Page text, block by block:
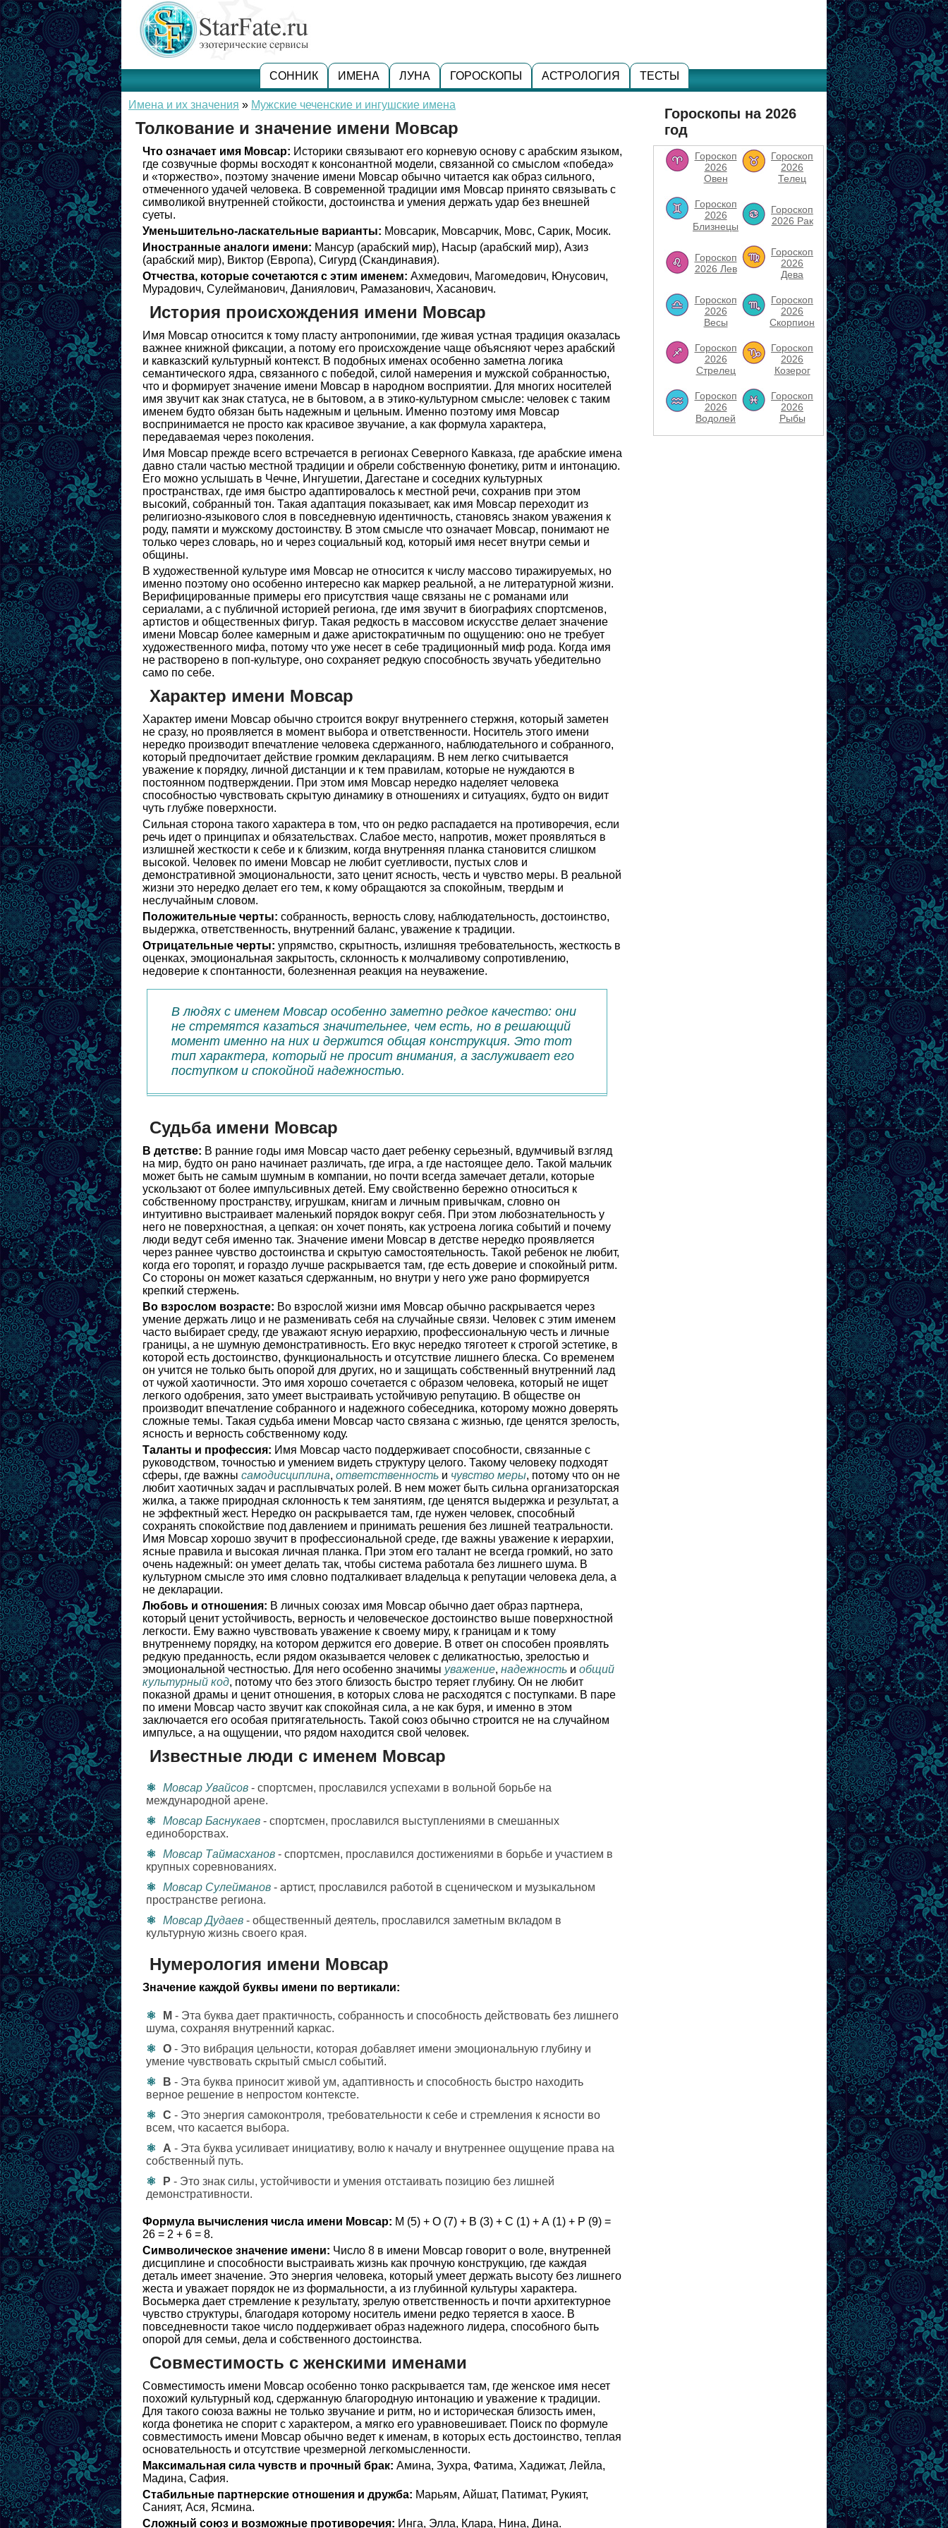
СОННИК ИМЕНА ЛУНА ГОРОСКОПЫ АСТРОЛОГИЯ ТЕСТЫ
Имена и их значения » Мужские чеченские и ингушские имена
Толкование и значение имени Мовсар
Что означает имя Мовсар: Историки связывают его корневую основу с арабским языком,
где созвучные формы восходят к консонантной модели, связанной со смыслом «победа»
и «торжество», поэтому значение имени Мовсар обычно читается как образ сильного,
отмеченного удачей человека. В современной традиции имя Мовсар принято связывать с
символикой внутренней стойкости, достоинства и умения держать удар без внешней
суеты.
Уменьшительно-ласкательные варианты: Мовсарик, Мовсарчик, Мовс, Сарик, Мосик.
Иностранные аналоги имени: Мансур (арабский мир), Насыр (арабский мир), Азиз
(арабский мир), Виктор (Европа), Сигурд (Скандинавия).
Отчества, которые сочетаются с этим именем: Ахмедович, Магомедович, Юнусович,
Мурадович, Сулейманович, Даниялович, Рамазанович, Хасанович.
История происхождения имени Мовсар
Имя Мовсар относится к тому пласту антропонимии, где живая устная традиция оказалась
важнее книжной фиксации, а потому его происхождение чаще объясняют через арабский
и кавказский культурный контекст. В подобных именах особенно заметна логика
семантического ядра, связанного с победой, силой намерения и мужской собранностью,
что и формирует значение имени Мовсар в народном восприятии. Для многих носителей
имя звучит как знак статуса, не в бытовом, а в этико-культурном смысле: человек с таким
именем будто обязан быть надежным и цельным. Именно поэтому имя Мовсар
воспринимается не просто как красивое звучание, а как формула характера,
передаваемая через поколения.
Имя Мовсар прежде всего встречается в регионах Северного Кавказа, где арабские имена
давно стали частью местной традиции и обрели собственную фонетику, ритм и интонацию.
Его можно услышать в Чечне, Ингушетии, Дагестане и соседних культурных
пространствах, где имя быстро адаптировалось к местной речи, сохранив при этом
высокий, собранный тон. Такая адаптация показывает, как имя Мовсар переходит из
религиозно-языкового слоя в повседневную идентичность, становясь знаком уважения к
роду, памяти и мужскому достоинству. В этом смысле что означает Мовсар, понимают не
только через словарь, но и через социальный код, который имя несет внутри семьи и
общины.
В художественной культуре имя Мовсар не относится к числу массово тиражируемых, но
именно поэтому оно особенно интересно как маркер реальной, а не литературной жизни.
Верифицированные примеры его присутствия чаще связаны не с романами или
сериалами, а с публичной историей региона, где имя звучит в биографиях спортсменов,
артистов и общественных фигур. Такая редкость в массовом искусстве делает значение
имени Мовсар более камерным и даже аристократичным по ощущению: оно не требует
художественного мифа, потому что уже несет в себе традиционный миф рода. Когда имя
не растворено в поп-культуре, оно сохраняет редкую способность звучать убедительно
само по себе.
Характер имени Мовсар
Характер имени Мовсар обычно строится вокруг внутреннего стержня, который заметен
не сразу, но проявляется в момент выбора и ответственности. Носитель этого имени
нередко производит впечатление человека сдержанного, наблюдательного и собранного,
который предпочитает действие громким декларациям. В нем легко считывается
уважение к порядку, личной дистанции и к тем правилам, которые не нуждаются в
постоянном подтверждении. При этом имя Мовсар нередко наделяет человека
способностью чувствовать скрытую динамику в отношениях и ситуациях, будто он видит
чуть глубже поверхности.
Сильная сторона такого характера в том, что он редко распадается на противоречия, если
речь идет о принципах и обязательствах. Слабое место, напротив, может проявляться в
излишней жесткости к себе и к близким, когда внутренняя планка становится слишком
высокой. Человек по имени Мовсар не любит суетливости, пустых слов и
демонстративной эмоциональности, зато ценит ясность, честь и чувство меры. В реальной
жизни это нередко делает его тем, к кому обращаются за спокойным, твердым и
неслучайным словом.
Положительные черты: собранность, верность слову, наблюдательность, достоинство,
выдержка, ответственность, внутренний баланс, уважение к традиции.
Отрицательные черты: упрямство, скрытность, излишняя требовательность, жесткость в
оценках, эмоциональная закрытость, склонность к молчаливому сопротивлению,
недоверие к спонтанности, болезненная реакция на неуважение.
В людях с именем Мовсар особенно заметно редкое качество: они
не стремятся казаться значительнее, чем есть, но в решающий
момент именно на них и держится общая конструкция. Это тот
тип характера, который не просит внимания, а заслуживает его
поступком и спокойной надежностью.
Судьба имени Мовсар
В детстве: В ранние годы имя Мовсар часто дает ребенку серьезный, вдумчивый взгляд
на мир, будто он рано начинает различать, где игра, а где настоящее дело. Такой мальчик
может быть не самым шумным в компании, но почти всегда замечает детали, которые
ускользают от более импульсивных детей. Ему свойственно бережно относиться к
собственному пространству, игрушкам, книгам и личным привычкам, словно он
интуитивно выстраивает маленький порядок вокруг себя. При этом любознательность у
него не поверхностная, а цепкая: он хочет понять, как устроена логика событий и почему
люди ведут себя именно так. Значение имени Мовсар в детстве нередко проявляется
через раннее чувство достоинства и скрытую самостоятельность. Такой ребенок не любит,
когда его торопят, и гораздо лучше раскрывается там, где есть доверие и спокойный ритм.
Со стороны он может казаться сдержанным, но внутри у него уже рано формируется
крепкий стержень.
Во взрослом возрасте: Во взрослой жизни имя Мовсар обычно раскрывается через
умение держать лицо и не разменивать себя на случайные связи. Человек с этим именем
часто выбирает среду, где уважают ясную иерархию, профессиональную честь и личные
границы, а не шумную демонстративность. Его вкус нередко тяготеет к строгой эстетике, в
которой есть достоинство, функциональность и отсутствие лишнего блеска. Со временем
он учится не только быть опорой для других, но и защищать собственный внутренний лад
от чужой хаотичности. Это имя хорошо сочетается с образом человека, который не ищет
легкого одобрения, зато умеет выстраивать устойчивую репутацию. В обществе он
производит впечатление собранного и надежного собеседника, которому можно доверять
сложные темы. Такая судьба имени Мовсар часто связана с жизнью, где ценятся зрелость,
ясность и верность собственному коду.
Таланты и профессия: Имя Мовсар часто поддерживает способности, связанные с
руководством, точностью и умением видеть структуру целого. Такому человеку подходят
сферы, где важны самодисциплина, ответственность и чувство меры, потому что он не
любит хаотичных задач и расплывчатых ролей. В нем может быть сильна организаторская
жилка, а также природная склонность к тем занятиям, где ценятся выдержка и результат, а
не эффектный жест. Нередко он раскрывается там, где нужен человек, способный
сохранять спокойствие под давлением и принимать решения без лишней театральности.
Имя Мовсар хорошо звучит в профессиональной среде, где важны уважение к иерархии,
ясные правила и высокая личная планка. При этом его талант не всегда громкий, но зато
очень надежный: он умеет делать так, чтобы система работала без лишнего шума. В
культурном смысле это имя словно подталкивает владельца к репутации человека дела, а
не декларации.
Любовь и отношения: В личных союзах имя Мовсар обычно дает образ партнера,
который ценит устойчивость, верность и человеческое достоинство выше поверхностной
легкости. Ему важно чувствовать уважение к своему миру, к границам и к тому
внутреннему порядку, на котором держится его доверие. В ответ он способен проявлять
редкую преданность, если рядом оказывается человек с деликатностью, зрелостью и
эмоциональной честностью. Для него особенно значимы уважение, надежность и общий
культурный код, потому что без этого близость быстро теряет глубину. Он не любит
показной драмы и ценит отношения, в которых слова не расходятся с поступками. В паре
по имени Мовсар часто звучит как спокойная сила, а не как буря, и именно в этом
заключается его особая притягательность. Такой союз обычно строится не на случайном
импульсе, а на ощущении, что рядом находится свой человек.
Известные люди с именем Мовсар
Мовсар Увайсов - спортсмен, прославился успехами в вольной борьбе на
международной арене.
Мовсар Баснукаев - спортсмен, прославился выступлениями в смешанных
единоборствах.
Мовсар Таймасханов - спортсмен, прославился достижениями в борьбе и участием в
крупных соревнованиях.
Мовсар Сулейманов - артист, прославился работой в сценическом и музыкальном
пространстве региона.
Мовсар Дудаев - общественный деятель, прославился заметным вкладом в
культурную жизнь своего края.
Нумерология имени Мовсар
Значение каждой буквы имени по вертикали:
М - Эта буква дает практичность, собранность и способность действовать без лишнего
шума, сохраняя внутренний каркас.
О - Это вибрация цельности, которая добавляет имени эмоциональную глубину и
умение чувствовать скрытый смысл событий.
В - Эта буква приносит живой ум, адаптивность и способность быстро находить
верное решение в непростом контексте.
С - Это энергия самоконтроля, требовательности к себе и стремления к ясности во
всем, что касается выбора.
А - Эта буква усиливает инициативу, волю к началу и внутреннее ощущение права на
собственный путь.
Р - Это знак силы, устойчивости и умения отстаивать позицию без лишней
демонстративности.
Формула вычисления числа имени Мовсар: М (5) + О (7) + В (3) + С (1) + А (1) + Р (9) =
26 = 2 + 6 = 8.
Символическое значение имени: Число 8 в имени Мовсар говорит о воле, внутренней
дисциплине и способности выстраивать жизнь как прочную конструкцию, где каждая
деталь имеет значение. Это энергия человека, который умеет держать высоту без лишнего
жеста и уважает порядок не из формальности, а из глубинной культуры характера.
Восьмерка дает стремление к результату, зрелую ответственность и почти архитектурное
чувство структуры, благодаря которому носитель имени редко теряется в хаосе. В
повседневности такое число поддерживает образ надежного лидера, способного быть
опорой для семьи, дела и собственного достоинства.
Совместимость с женскими именами
Совместимость имени Мовсар особенно тонко раскрывается там, где женское имя несет
похожий культурный код, сдержанную благородную интонацию и уважение к традиции.
Для такого союза важны не только звучание и ритм, но и историческая близость имен,
когда фонетика не спорит с характером, а мягко его уравновешивает. Поиск по формуле
совместимость имени Мовсар обычно ведет к именам, в которых есть достоинство, теплая
основательность и отсутствие чрезмерной легкомысленности.
Максимальная сила чувств и прочный брак: Амина, Зухра, Фатима, Хадижат, Лейла,
Мадина, Сафия.
Стабильные партнерские отношения и дружба: Марьям, Айшат, Патимат, Рукият,
Саният, Ася, Ясмина.
Сложный союз и возможные противоречия: Инга, Элла, Клара, Нина, Дина.
Гороскопы на 2026
год
Гороскоп
2026
Овен
Гороскоп
2026
Телец
Гороскоп
2026
Близнецы
Гороскоп
2026 Рак
Гороскоп
2026 Лев
Гороскоп
2026
Дева
Гороскоп
2026
Весы
Гороскоп
2026
Скорпион
Гороскоп
2026
Стрелец
Гороскоп
2026
Козерог
Гороскоп
2026
Водолей
Гороскоп
2026
Рыбы